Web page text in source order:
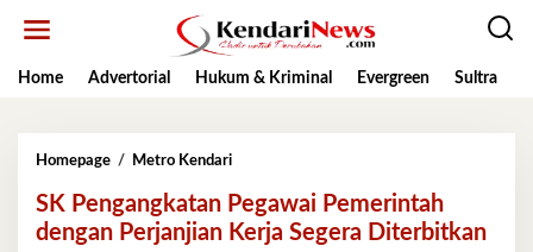
Home
Advertorial Hukum & Kriminal Evergreen Sultra
Homepage / Metro KendariSK
Pegawai
Pemerintah
dengan
SK Pengangkatan Pegawai Pemerintah
dengan Perjanjian Kerja Segera Diterbitkan